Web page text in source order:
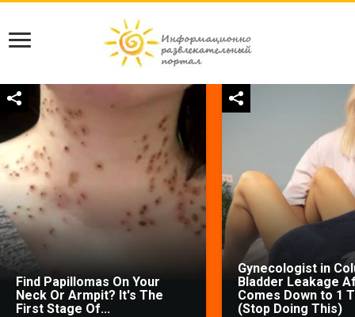
Find Papillomas On Your
Neck Or Armpit? It's The
First Stage Of...
Gynecologist in
Bladder Leakage
Comes Down to 1
(Stop Doing This)